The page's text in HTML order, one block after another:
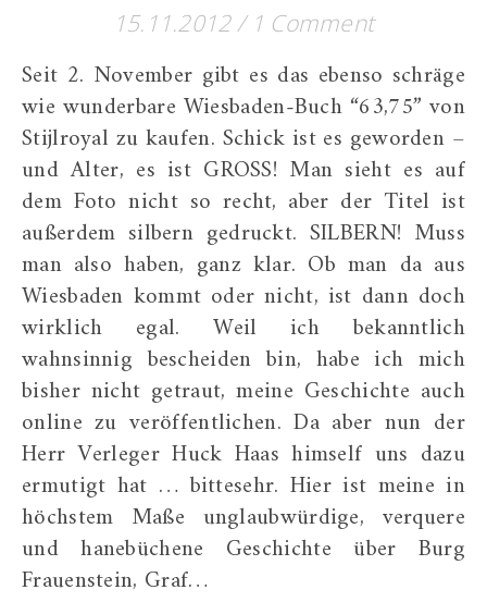
15.11.2012/ 1 Comment
Seit 2. November gibt es das ebenso schräge
wie wunderbare Wiesbaden-Buch “63,75” von
Stijlroyal zu kaufen. Schick ist es geworden –
und Alter, es ist GROSS! Man sieht es auf
dem Foto nicht so recht, aber der Titel ist
außerdem silbern gedruckt. SILBERN! Muss
man also haben, ganz klar. Ob man da aus
Wiesbaden kommt oder nicht, ist dann doch
wirklich egal. Weil ich bekanntlich
wahnsinnig bescheiden bin, habe ich mich
bisher nicht getraut, meine Geschichte auch
online zu veröffentlichen. Da aber nun der
Herr Verleger Huck Haas himself uns dazu
ermutigt hat … bittesehr. Hier ist meine in
höchstem Maße unglaubwürdige, verquere
und hanebüchene Geschichte über Burg
Frauenstein, Graf…